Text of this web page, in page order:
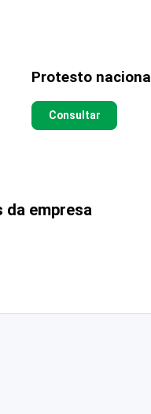
Protesto nacional
Consultar
empresa